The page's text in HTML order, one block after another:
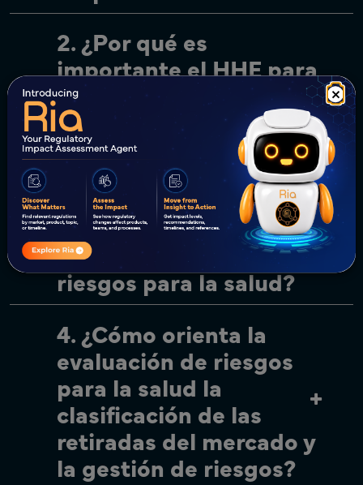
×
2. ¿Por qué es
importante el HHE para
la vigilancia
poscomercialización
(PMS)?
3. ¿Qué datos son
necesarios para realizar
una evaluación de
riesgos para la salud?
4. ¿Cómo orienta la
evaluación de riesgos
para la salud la
clasificación de las
retiradas del mercado y
la gestión de riesgos?